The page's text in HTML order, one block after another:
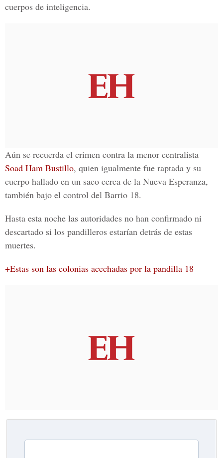
cuerpos de inteligencia.
Aún se recuerda el crimen contra la menor centralista
Soad Ham Bustillo, quien igualmente fue raptada y su
cuerpo hallado en un saco cerca de la Nueva Esperanza,
también bajo el control del Barrio 18.
Hasta esta noche las autoridades no han confirmado ni
descartado si los pandilleros estarían detrás de estas
muertes.
+Estas son las colonias acechadas por la pandilla 18